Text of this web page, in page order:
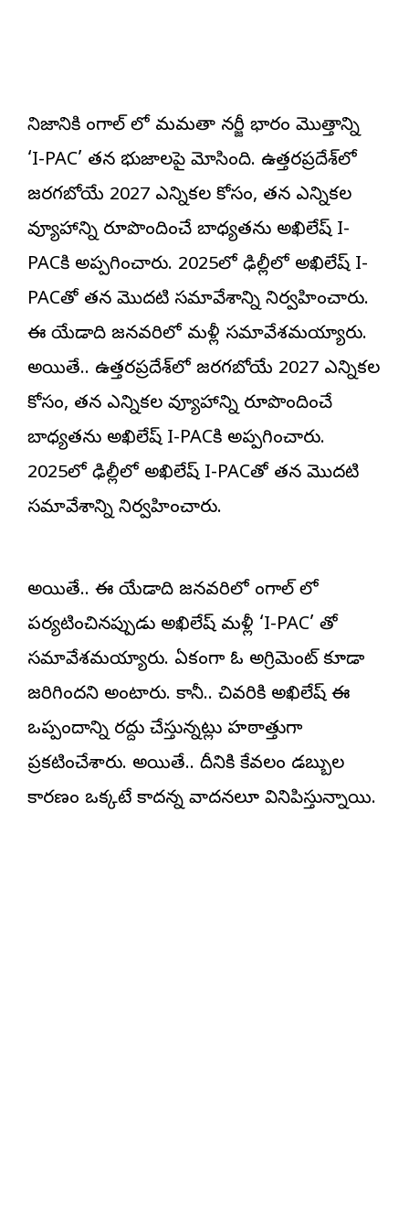
నిజానికి బెంగాల్ లో మమతా బెనర్జీ భారం మొత్తాన్ని
‘I-PAC’ తన భుజాలపై మోసింది. ఉత్తరప్రదేశ్‌లో
జరగబోయే 2027 ఎన్నికల కోసం, తన ఎన్నికల
వ్యూహాన్ని రూపొందించే బాధ్యతను అఖిలేష్ I-
PACకి అప్పగించారు. 2025లో ఢిల్లీలో అఖిలేష్ I-
PACతో తన మొదటి సమావేశాన్ని నిర్వహించారు.
ఈ యేడాది జనవరిలో మళ్లీ సమావేశమయ్యారు.
అయితే.. ఉత్తరప్రదేశ్‌లో జరగబోయే 2027 ఎన్నికల
కోసం, తన ఎన్నికల వ్యూహాన్ని రూపొందించే
బాధ్యతను అఖిలేష్ I-PACకి అప్పగించారు.
2025లో ఢిల్లీలో అఖిలేష్ I-PACతో తన మొదటి
సమావేశాన్ని నిర్వహించారు.
అయితే.. ఈ యేడాది జనవరిలో బెంగాల్ లో
పర్యటించినప్పుడు అఖిలేష్ మళ్లీ ‘I-PAC’ తో
సమావేశమయ్యారు. ఏకంగా ఓ అగ్రిమెంట్ కూడా
జరిగిందని అంటారు. కానీ.. చివరికి అఖిలేష్ ఈ
ఒప్పందాన్ని రద్దు చేస్తున్నట్లు హఠాత్తుగా
ప్రకటించేశారు. అయితే.. దీనికి కేవలం డబ్బుల
కారణం ఒక్కటే కాదన్న వాదనలూ వినిపిస్తున్నాయి.